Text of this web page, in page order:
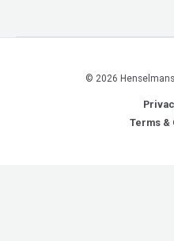
© 2026
Terms &